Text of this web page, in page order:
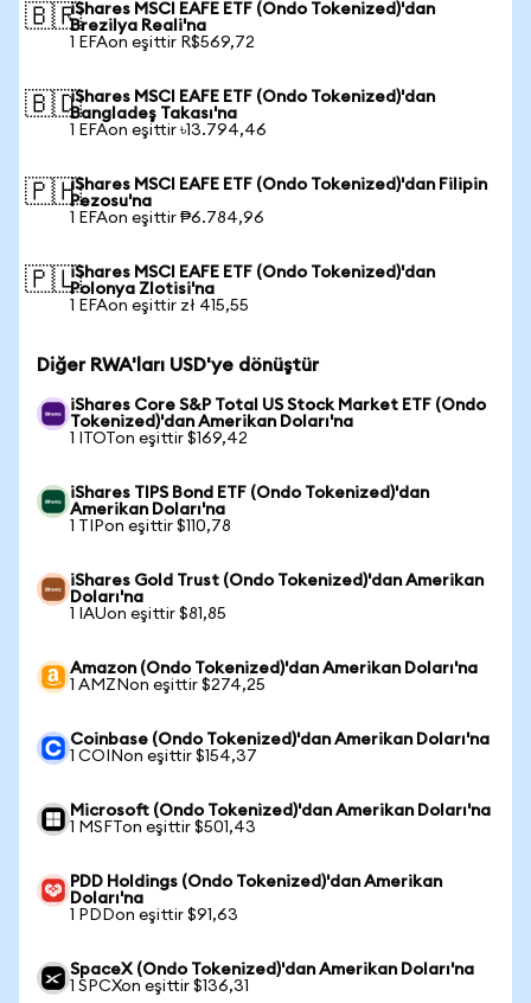
🇧🇷iShares MSCI EAFE ETF (Ondo Tokenized)'dan
Brezilya Reali'na
1 EFAon eşittir R$569,72
🇧🇩iShares MSCI EAFE ETF (Ondo Tokenized)'dan
Bangladeş Takası'na
1 EFAon eşittir ৳13.794,46
🇵🇭iShares MSCI EAFE ETF (Ondo Tokenized)'dan Filipin
Pezosu'na
1 EFAon eşittir ₱6.784,96
🇵🇱iShares MSCI EAFE ETF (Ondo Tokenized)'dan
Polonya Zlotisi'na
1 EFAon eşittir zł 415,55
Diğer RWA'ları USD'ye dönüştür
iShares Core S&P Total US Stock Market ETF (Ondo
Tokenized)'dan Amerikan Doları'na
1 ITOTon eşittir $169,42
iShares TIPS Bond ETF (Ondo Tokenized)'dan
Amerikan Doları'na
1 TIPon eşittir $110,78
iShares Gold Trust (Ondo Tokenized)'dan Amerikan
Doları'na
1 IAUon eşittir $81,85
Amazon (Ondo Tokenized)'dan Amerikan Doları'na
1 AMZNon eşittir $274,25
Coinbase (Ondo Tokenized)'dan Amerikan Doları'na
1 COINon eşittir $154,37
Microsoft (Ondo Tokenized)'dan Amerikan Doları'na
1 MSFTon eşittir $501,43
PDD Holdings (Ondo Tokenized)'dan Amerikan
Doları'na
1 PDDon eşittir $91,63
SpaceX (Ondo Tokenized)'dan Amerikan Doları'na
1 SPCXon eşittir $136,31